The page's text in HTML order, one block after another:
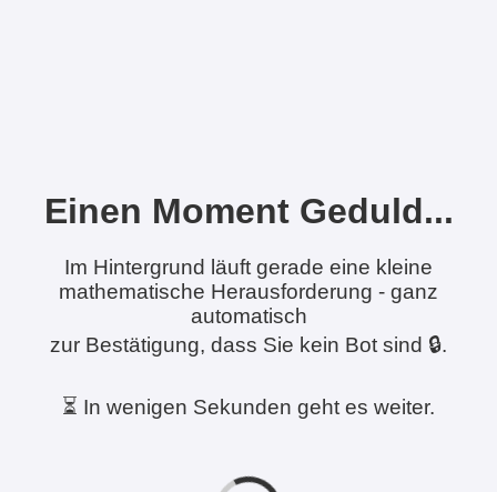
Einen Moment Geduld...
Im Hintergrund läuft gerade eine kleine
mathematische Herausforderung - ganz
automatisch
zur Bestätigung, dass Sie kein Bot sind 🔒.
⏳ In wenigen Sekunden geht es weiter.